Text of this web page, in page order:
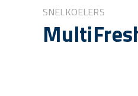
SNELKOELERS